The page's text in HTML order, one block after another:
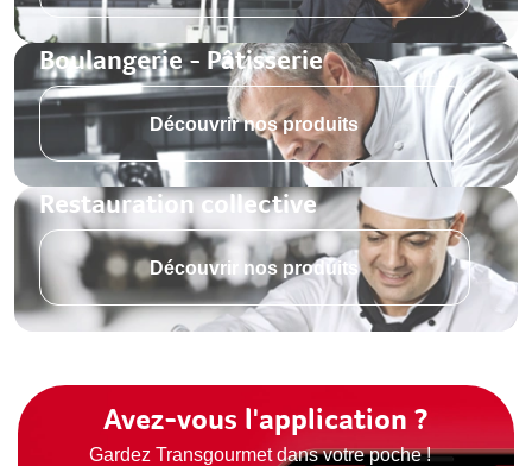
Boulangerie - Pâtisserie
Découvrir nos produits
Restauration collective
Découvrir nos produits
Avez-vous l'application ?
Gardez Transgourmet dans votre poche !